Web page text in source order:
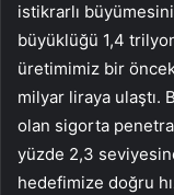
istikrarlı
büyüklüğü 1,4
üretimimiz bir
milyar liraya ulaştı.
olan sigorta
yüzde 2,3
hedefimize doğru